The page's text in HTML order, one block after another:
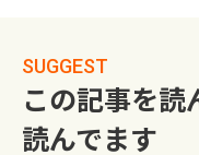
SUGGEST
この記事を読
読んでます